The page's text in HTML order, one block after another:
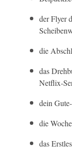
der Flyer
die
das
Netflix-
dein
die
das